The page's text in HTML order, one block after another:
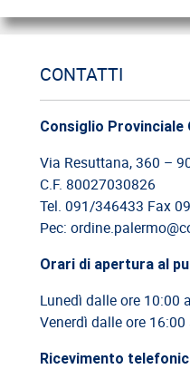
Cassazione: estorsione e
09/06/2026
Cassazione: legittimità
03/06/2026
Cassazione: rischi relativi
CONTATTI
Consiglio Provinciale
Via Resuttana, 360 –
C.F. 80027030826
Tel. 091/346433 Fax
Pec:
Orari di apertura al
Lunedì dalle ore 10:00
Venerdì dalle ore
Ricevimento